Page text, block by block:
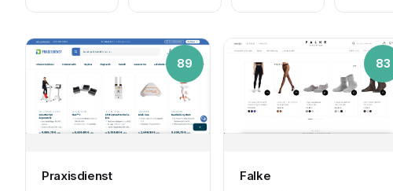
89
Praxisdienst
83
Falke